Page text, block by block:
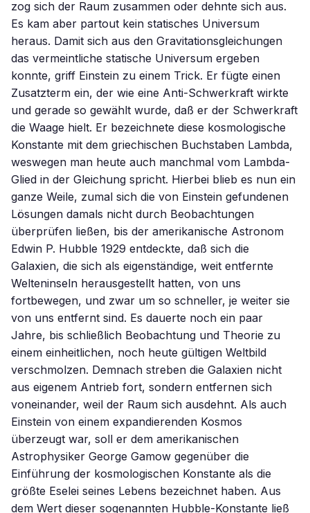
zog sich der Raum zusammen oder dehnte sich aus.
Es kam aber partout kein statisches Universum
heraus. Damit sich aus den Gravitationsgleichungen
das vermeintliche statische Universum ergeben
konnte, griff Einstein zu einem Trick. Er fügte einen
Zusatzterm ein, der wie eine Anti-Schwerkraft wirkte
und gerade so gewählt wurde, daß er der Schwerkraft
die Waage hielt. Er bezeichnete diese kosmologische
Konstante mit dem griechischen Buchstaben Lambda,
weswegen man heute auch manchmal vom Lambda-
Glied in der Gleichung spricht. Hierbei blieb es nun ein
ganze Weile, zumal sich die von Einstein gefundenen
Lösungen damals nicht durch Beobachtungen
überprüfen ließen, bis der amerikanische Astronom
Edwin P. Hubble 1929 entdeckte, daß sich die
Galaxien, die sich als eigenständige, weit entfernte
Welteninseln herausgestellt hatten, von uns
fortbewegen, und zwar um so schneller, je weiter sie
von uns entfernt sind. Es dauerte noch ein paar
Jahre, bis schließlich Beobachtung und Theorie zu
einem einheitlichen, noch heute gültigen Weltbild
verschmolzen. Demnach streben die Galaxien nicht
aus eigenem Antrieb fort, sondern entfernen sich
voneinander, weil der Raum sich ausdehnt. Als auch
Einstein von einem expandierenden Kosmos
überzeugt war, soll er dem amerikanischen
Astrophysiker George Gamow gegenüber die
Einführung der kosmologischen Konstante als die
größte Eselei seines Lebens bezeichnet haben. Aus
dem Wert dieser sogenannten Hubble-Konstante ließ